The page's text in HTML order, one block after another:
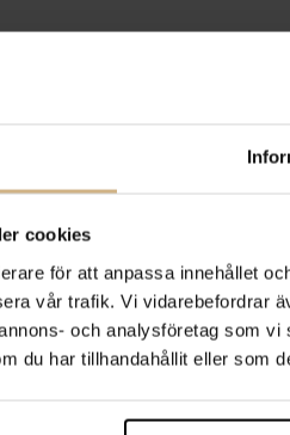
cookies
för att anpassa innehållet
vår trafik. Vi vidarebefordrar
och analysföretag som
du har tillhandahållit eller som